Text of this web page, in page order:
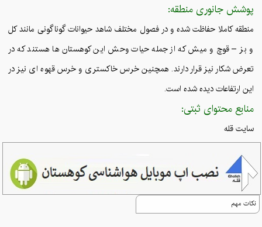
پوشش جانوری منطقه:
منطقه کاملا حفاظت شده و در فصول مختلف شاهد حیوانات گوناگونی مانند کل
و بز – قوچ و میش که از جمله حیات وحش این کوهستان ها هستند که در
تعرض شکار نیز قرار دارند. همچنین خرس خاکستری و خرس قهوه ای نیز در
این ارتفاعات دیده شده است.
منابع محتوای ثبتی:
سایت قله
نکات مهم